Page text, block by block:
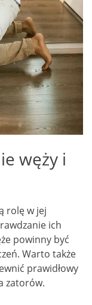
węży i
rolę w jej
ich
powinny być
Warto także
prawidłowy
zatorów.